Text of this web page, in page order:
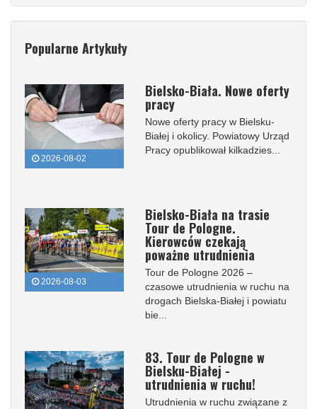
Popularne Artykuły
2026-08-02
Bielsko-Biała. Nowe oferty
pracy
Nowe oferty pracy w Bielsku-
Białej i okolicy. Powiatowy Urząd
Pracy opublikował kilkadzies...
2026-08-03
Bielsko-Biała na trasie
Tour de Pologne.
Kierowców czekają
poważne utrudnienia
Tour de Pologne 2026 –
czasowe utrudnienia w ruchu na
drogach Bielska-Białej i powiatu
bie...
83. Tour de Pologne w
Bielsku-Białej -
utrudnienia w ruchu!
Utrudnienia w ruchu związane z